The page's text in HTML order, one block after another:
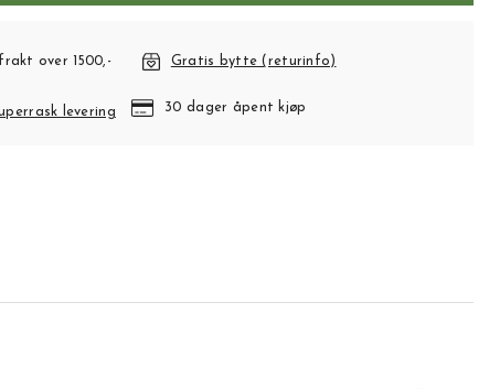
over 1500,- Gratis bytte (returinfo)
levering 30 dager åpent kjøp